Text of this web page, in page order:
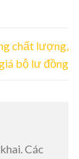
chất lượng,
bộ lư đồng
Các